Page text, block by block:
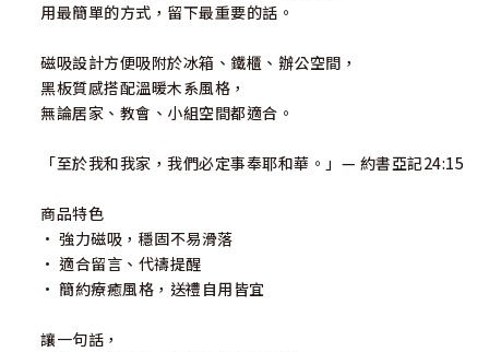
用最簡單的方式，留下最重要的話。
磁吸設計方便吸附於冰箱、鐵櫃、辦公空間，
黑板質感搭配溫暖木系風格，
無論居家、教會、小組空間都適合。
「至於我和我家，我們必定事奉耶和華。」— 約書亞記24:15
商品特色
• 強力磁吸，穩固不易滑落
• 適合留言、代禱提醒
• 簡約療癒風格，送禮自用皆宜
讓一句話，